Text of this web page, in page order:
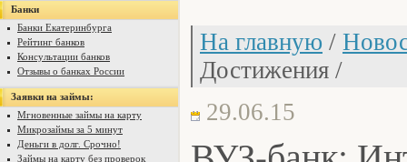
Банки
Банки Екатеринбурга
Рейтинг банков
Консультации банков
Отзывы о банках России
Заявки на займы:
Мгновенные займы на карту
Микрозаймы за 5 минут
Деньги в долг. Срочно!
Займы на карту без проверок
На главную /
Достижения /
29.06.15